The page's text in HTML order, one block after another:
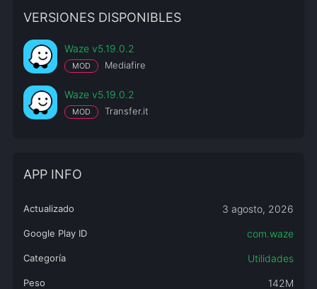
VERSIONES DISPONIBLES
Waze v5.19.0.2
MOD Mediafire
Waze v5.19.0.2
MOD Transfer.it
APP INFO
Actualizado 3 agosto, 2026
Google Play ID com.waze
Categoría Utilidades
Peso 142M